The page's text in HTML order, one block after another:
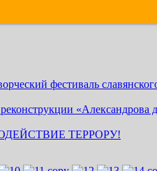
фестиваль
«Александрова
ТЕРРОРУ!